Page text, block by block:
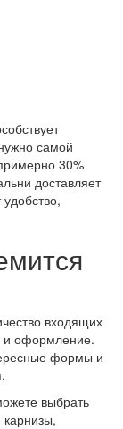
самой
30%
доставляет
входящих
и оформление.
формы и
выбрать